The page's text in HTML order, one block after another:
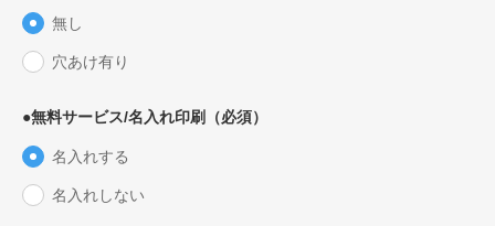
無し
穴あけ有り
●無料サービス/名入れ印刷（必須）
名入れする
名入れしない